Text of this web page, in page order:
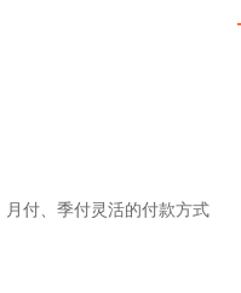
付、季付灵活的付款方式